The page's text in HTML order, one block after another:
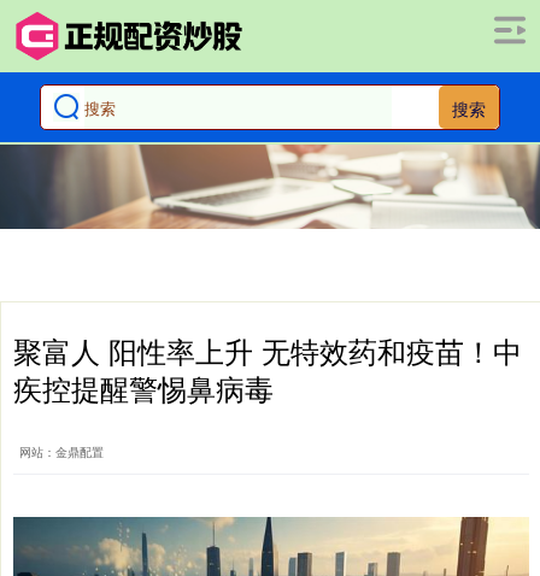
搜索
聚富人 阳性率上升 无特效药和疫苗！中
疾控提醒警惕鼻病毒
网站：金鼎配置